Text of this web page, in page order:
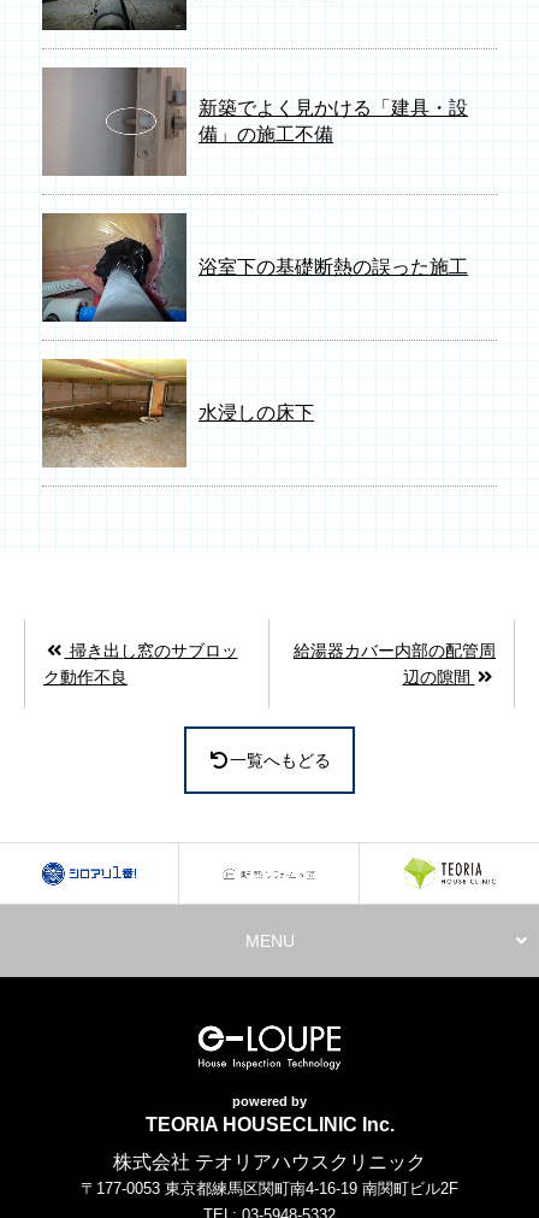
新築でよく見かける「建具・設
備」の施工不備
浴室下の基礎断熱の誤った施工
水浸しの床下
掃き出し窓のサブロッ
ク動作不良
給湯器カバー内部の配管周
辺の隙間
一覧へもどる
MENU
powered by
TEORIA HOUSECLINIC Inc.
株式会社 テオリアハウスクリニック
〒177-0053 東京都練馬区関町南4-16-19 南関町ビル2F